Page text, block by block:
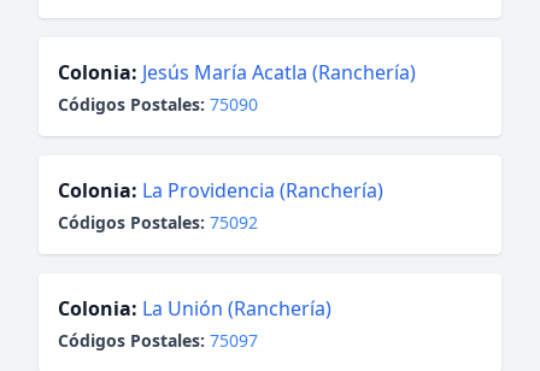
Colonia: Jesús María Acatla (Ranchería)
Códigos Postales: 75090
Colonia: La Providencia (Ranchería)
Códigos Postales: 75092
Colonia: La Unión (Ranchería)
Códigos Postales: 75097